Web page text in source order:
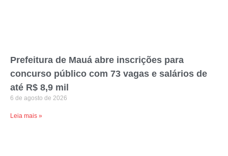
Prefeitura de Mauá abre inscrições para
concurso público com 73 vagas e salários de
até R$ 8,9 mil
6 de agosto de 2026
Leia mais »